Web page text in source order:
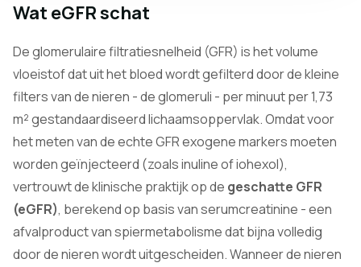
Wat eGFR schat
De glomerulaire filtratiesnelheid (GFR) is het volume
vloeistof dat uit het bloed wordt gefilterd door de kleine
filters van de nieren - de glomeruli - per minuut per 1,73
m² gestandaardiseerd lichaamsoppervlak. Omdat voor
het meten van de echte GFR exogene markers moeten
worden geïnjecteerd (zoals inuline of iohexol),
vertrouwt de klinische praktijk op de geschatte GFR
(eGFR), berekend op basis van serumcreatinine - een
afvalproduct van spiermetabolisme dat bijna volledig
door de nieren wordt uitgescheiden. Wanneer de nieren